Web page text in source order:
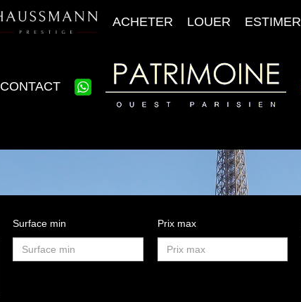
ACHETER LOUER ESTIMER
CONTACT
Surface min Prix max